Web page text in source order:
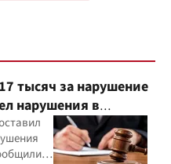
тысяч за нарушение
нарушения в